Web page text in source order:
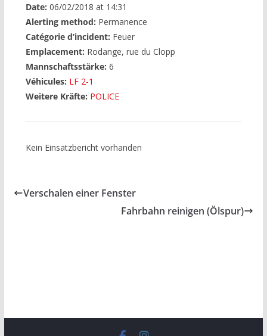
Date: 06/02/2018 at 14:31
Alerting method: Permanence
Catégorie d’incident: Feuer
Emplacement: Rodange, rue du Clopp
Mannschaftsstärke: 6
Véhicules: LF 2-1
Weitere Kräfte: POLICE
Kein Einsatzbericht vorhanden
Verschalen einer Fenster
Fahrbahn reinigen (Ölspur)